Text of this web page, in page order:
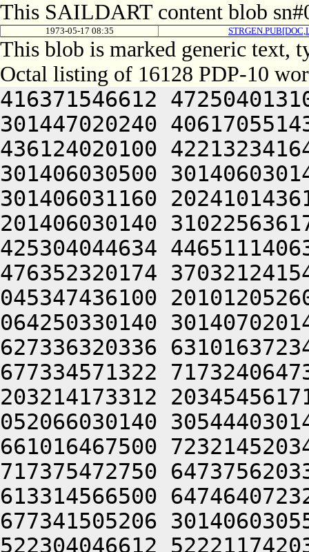
This SAILDART content blob
1973-05-17 08:35
This blob is marked generic text,
Octal listing of 16128 PDP-10
416371546612 472504013100 201012640630 446104030140 301447020240 406170551432 052064051212 415004050202 436124020100 422132341644 446412444636 470321241540 301406030500 301406030142 045004020254 406311142100 301406031160 202410143612 515001505206 301406030150 201406030140 310225636170 202511152230 425012040616 425304044634 446511140630 202110541630 406450152222 476352320174 370321241540 301406033100 301406030146 045347436100 201012052604 202330141644 476464037174 064250330140 301407020140 301406032022 503455761330 627336320336 631016372344 727076472744 607304064746 677334571322 717324064734 203075062732 647476471362 203214173312 203454561712 647554562100 667534364032 052066030140 305444030140 301406504606 627356471302 661016467500 723214520346 727074362746 717156566100 717375472750 647375620336 631016464322 715016071336 613314566500 647464072320 625014762734 627454172322 677341505206 301406030554 201406030140 330225652222 522304046612 522211742032 052066030140 311564030140 301406704534 442104051650 512032442616 544321241540 301406234500 301406030160 045351042100 422132341644 446412444636 470321241540 301406332100 301406030162 045350242616 446344052202 412310520222 262414171350 647515167734 647354720246 723136071500 503136263336 713334562100 613624072320 625010374706 663234320246 723456561750 727454520216 627354571302 723376206424 415406030146 331006030140 305401127220 421012040644 521010127100 202476570312 713036467732 202414171350 647515167734 715341505206 301406031562 201406030142 304225641212 436231620250 406051442500 446225440730 663376762710 202414171350 647515167734 715015763100 414026652402 315011167350 675012372740 627454172336 667415772346 203035662100 513135560722 673235663500 503376427032 052066030140 321424030140 301426204534 442104050202 512504041134 201012264734 635336372740 627454172336 665010367734 717516272706 723235767134 064250330140 301526020140 301406131422 537236464100 723214520344 627116561712 621014462716 713134520330 647476420336 631014120346 727414571302 723375570336 721304072320 625016071336 637454166500 713136172712 717516306424 415406030154 311006030140 305501127220 421012040644 521010327100 202034374706 663234320216 627354571302 723376227032 052066030140 331464030140 301426504534 522232446100 422232341652 516471147634 064250330140 301566220140 301406133022 272050543622 471012440604 462124053222 262515062500 473535561312 711015763100 447475766712 713464063336 711012362754 627454166100 427336064744 647074166100 433376266752 663034506424 415406030156 321006030140 305561127216 512030620206 677356372344 607235672346 270321241540 301406734100 301406030560 045351042100 416371641630 526471147634 514321241540 301406734500 301406030562 045352350202 416126106424 415406030160 311006030140 311401127220 421010170340 627354464760 202045620100 447475766712 713236366500 607354420246 747335562750 713625606424 415406030162 301006030140 311421127220 421010170340 627354464760 202061505206 301406130154 201406030144 310225644210 202036070312 673115174100 421005520202 617634366322 615014762734 627454172336 710321241540 301426034100 301406031146 045351042100 421425620232 627515067710 203155771100 723214520306 607474520356 647515020312 733135620334 727334262744 203374620350 677514166100 607515766746 270321241540 301426130100 301406031150 045351042100 762074172312 637376274500 405344020204 476350420206 426352451236 446104024346 627124043322 635344031522 760321241540 301426131100 301406031152 045350242616 446344052202 412310520254 446231126100 513034464706 607316320206 677356372344 727076460704 663124063344 677324043722 733135620240 607456471432 052066030142 305504030140 301446604534 442104076206 607514563736 713624041134 201010152236 465010342634 522451744610 201216362712 202155163534 201505127370 064250330140 305427120140 301406233422 272210420370 421445620232 627515067710 203155771100 677114420334 727334262744 203374620350 677514166100 607515766746 273701505206 301406131154 201406030144 340225644210 202476566732 607457106424 415406030544 335010547210 466261505206 131661505000 000000000000 000000000000 000000000000 000000000000 000000000000 000000000000 000000000000 000000000000 000000000000 000000000000 000000000000 000000000000 000000000000 000000000000 000000000000 000000000000 000000000000 000000000000 000000000000 000000000000 000000000000 000000000000 000000000000 000000000000 000000000000 000000000000 000000000000 000000000000 000000000000